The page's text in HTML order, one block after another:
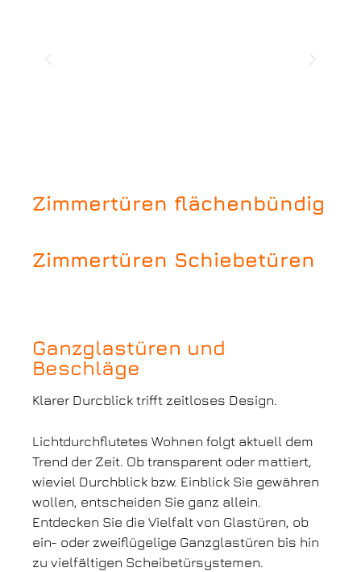
Zimmertüren flächenbündig
Zimmertüren Schiebetüren
Ganzglastüren und
Beschläge
Klarer Durcblick trifft zeitloses Design.
Lichtdurchflutetes Wohnen folgt aktuell dem
Trend der Zeit. Ob transparent oder mattiert,
wieviel Durchblick bzw. Einblick Sie gewähren
wollen, entscheiden Sie ganz allein.
Entdecken Sie die Vielfalt von Glastüren, ob
ein- oder zweiflügelige Ganzglastüren bis hin
zu vielfältigen Scheibetürsystemen.